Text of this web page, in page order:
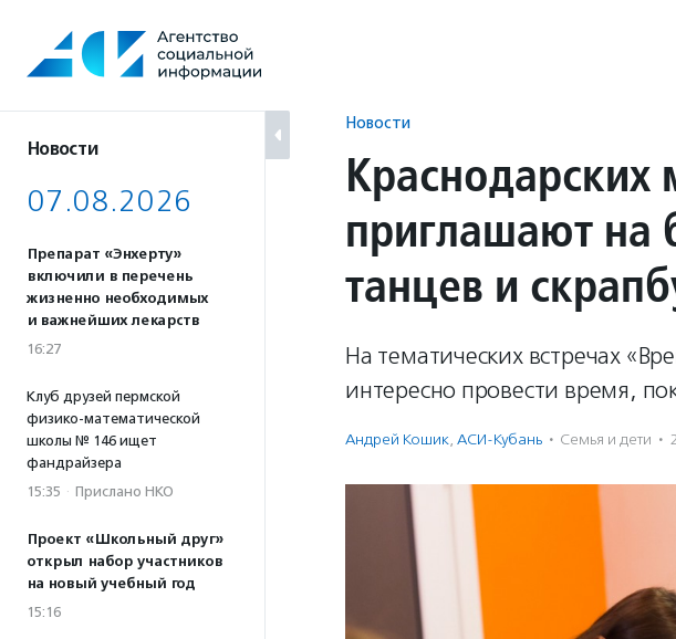
содержанию
Новости
07.08.2026
Препарат «Энхерту»
включили в перечень
жизненно необходимых
и важнейших лекарств
16:27
Клуб друзей пермской
физико-математической
школы № 146 ищет
фандрайзера
15:35 · Прислано НКО
Проект «Школьный друг»
открыл набор участников
на новый учебный год
15:16
Новости
приглашают на
танцев и
На тематических встречах
интересно провести время,
Андрей Кошик, АСИ-Кубань · Семья и дети ·